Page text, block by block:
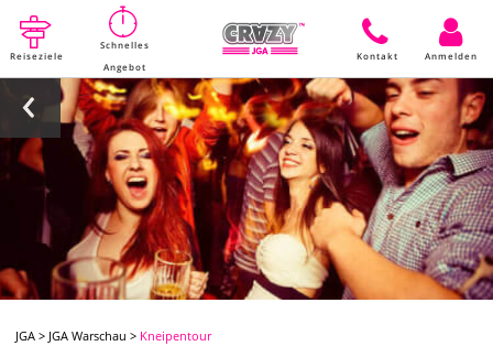
Reiseziele
Schnelles
Angebot
Kontakt Anmelden
JGA > JGA Warschau > Kneipentour